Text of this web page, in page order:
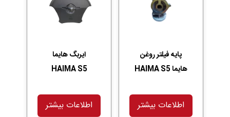
پایه فیلتر روغن
هایما HAIMA S5
اطلاعات بیشتر
ایربگ هایما
HAIMA S5
اطلاعات بیشتر